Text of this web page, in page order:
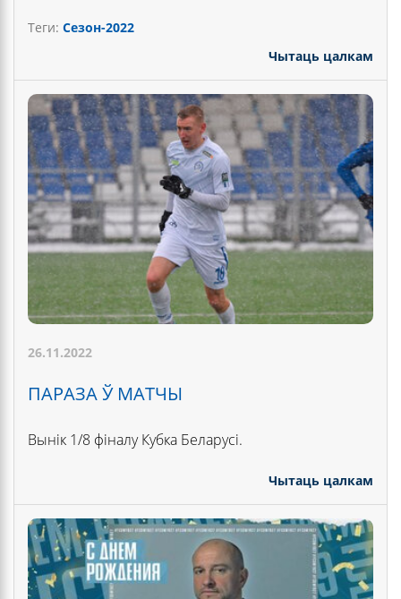
Теги: Сезон-2022
Чытаць цалкам
26.11.2022
ПАРАЗА Ў МАТЧЫ
Вынік 1/8 фіналу Кубка Беларусі.
Чытаць цалкам